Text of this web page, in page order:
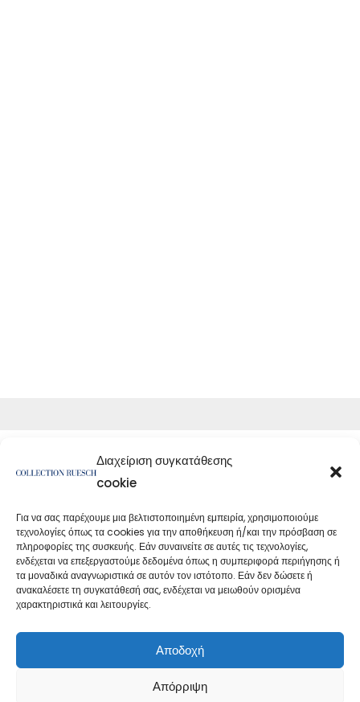
Διαχείριση συγκατάθεσης
cookie
Για να σας παρέχουμε μια βελτιστοποιημένη εμπειρία, χρησιμοποιούμε
τεχνολογίες όπως τα cookies για την αποθήκευση ή/και την πρόσβαση σε
πληροφορίες της συσκευής. Εάν συναινείτε σε αυτές τις τεχνολογίες,
ενδέχεται να επεξεργαστούμε δεδομένα όπως η συμπεριφορά περιήγησης ή
τα μοναδικά αναγνωριστικά σε αυτόν τον ιστότοπο. Εάν δεν δώσετε ή
ανακαλέσετε τη συγκατάθεσή σας, ενδέχεται να μειωθούν ορισμένα
χαρακτηριστικά και λειτουργίες.
Αποδοχή
Απόρριψη
</article
Εκτύπωση